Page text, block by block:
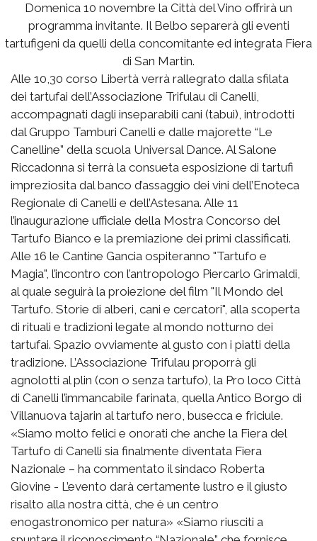
Domenica 10 novembre la Città del Vino offrirà un
programma invitante. Il Belbo separerà gli eventi
tartufigeni da quelli della concomitante ed integrata Fiera
di San Martin.
Alle 10,30 corso Libertà verrà rallegrato dalla sfilata
dei tartufai dell’Associazione Trifulau di Canelli,
accompagnati dagli inseparabili cani (tabui), introdotti
dal Gruppo Tamburi Canelli e dalle majorette “Le
Canelline” della scuola Universal Dance. Al Salone
Riccadonna si terrà la consueta esposizione di tartufi
impreziosita dal banco d’assaggio dei vini dell’Enoteca
Regionale di Canelli e dell’Astesana. Alle 11
l’inaugurazione ufficiale della Mostra Concorso del
Tartufo Bianco e la premiazione dei primi classificati.
Alle 16 le Cantine Gancia ospiteranno "Tartufo e
Magia", l’incontro con l’antropologo Piercarlo Grimaldi,
al quale seguirà la proiezione del film "Il Mondo del
Tartufo. Storie di alberi, cani e cercatori", alla scoperta
di rituali e tradizioni legate al mondo notturno dei
tartufai. Spazio ovviamente al gusto con i piatti della
tradizione. L’Associazione Trifulau proporrà gli
agnolotti al plin (con o senza tartufo), la Pro loco Città
di Canelli l’immancabile farinata, quella Antico Borgo di
Villanuova tajarin al tartufo nero, busecca e friciule.
«Siamo molto felici e onorati che anche la Fiera del
Tartufo di Canelli sia finalmente diventata Fiera
Nazionale – ha commentato il sindaco Roberta
Giovine - L’evento darà certamente lustro e il giusto
risalto alla nostra città, che è un centro
enogastronomico per natura» «Siamo riusciti a